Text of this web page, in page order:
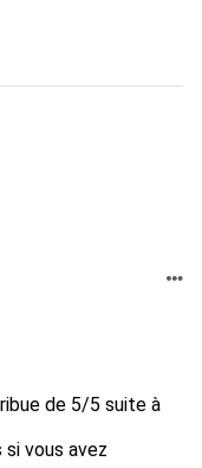
de 5/5 suite à
si vous avez